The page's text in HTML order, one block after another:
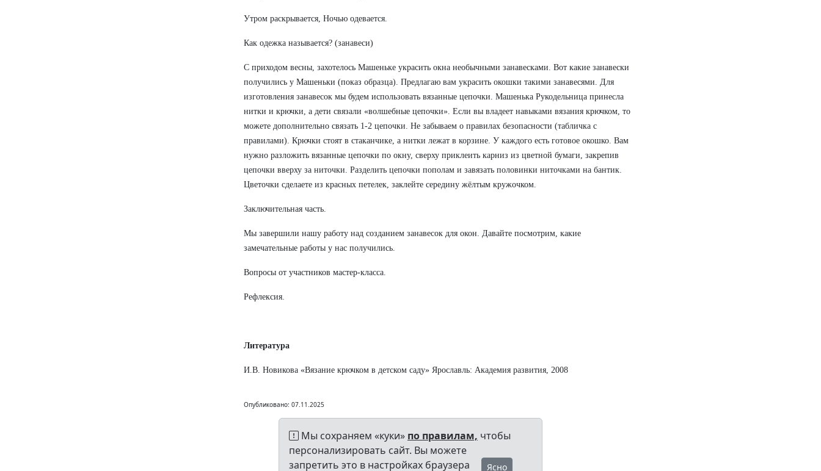
Утром раскрывается, Ночью одевается.
Как одежка называется? (занавеси)
С приходом весны, захотелось Машеньке украсить окна необычными занавесками. Вот какие занавески
получились у Машеньки (показ образца). Предлагаю вам украсить окошки такими занавесями. Для
изготовления занавесок мы будем использовать вязанные цепочки. Машенька Рукодельница принесла
нитки и крючки, а дети связали «волшебные цепочки». Если вы владеет навыками вязания крючком, то
можете дополнительно связать 1-2 цепочки. Не забываем о правилах безопасности (табличка с
правилами). Крючки стоят в стаканчике, а нитки лежат в корзине. У каждого есть готовое окошко. Вам
нужно разложить вязанные цепочки по окну, сверху приклеить карниз из цветной бумаги, закрепив
цепочки вверху за ниточки. Разделить цепочки пополам и завязать половинки ниточками на бантик.
Цветочки сделаете из красных петелек, заклейте середину жёлтым кружочком.
Заключительная часть.
Мы завершили нашу работу над созданием занавесок для окон. Давайте посмотрим, какие
замечательные работы у нас получились.
Вопросы от участников мастер-класса.
Рефлексия.
Литература
И.В. Новикова «Вязание крючком в детском саду» Ярославль: Академия развития, 2008
Опубликовано: 07.11.2025
Мы сохраняем «куки» по правилам, чтобы
персонализировать сайт. Вы можете
запретить это в настройках браузера
Ясно